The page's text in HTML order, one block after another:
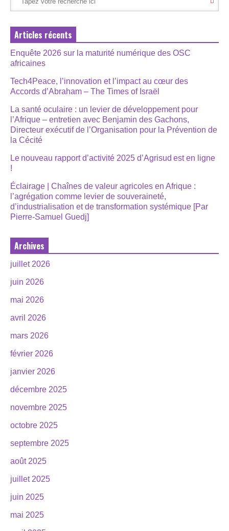
Articles récents
Enquête 2026 sur la maturité numérique des OSC
africaines
Tech4Peace, l’innovation et l’impact au cœur des
Accords d’Abraham – The Times of Israël
La santé oculaire : un levier de développement pour
l’Afrique – entretien avec Benjamin des Gachons,
Directeur exécutif de l’Organisation pour la Prévention de
la Cécité
Le nouveau rapport d’activité 2025 d’Agrisud est en ligne
!
Éclairage | Chaînes de valeur agricoles en Afrique :
l’agrégation comme levier de souveraineté,
d’industrialisation et de transformation systémique [Par
Pierre-Samuel Guedj]
Archives
juillet 2026
juin 2026
mai 2026
avril 2026
mars 2026
février 2026
janvier 2026
décembre 2025
novembre 2025
octobre 2025
septembre 2025
août 2025
juillet 2025
juin 2025
mai 2025